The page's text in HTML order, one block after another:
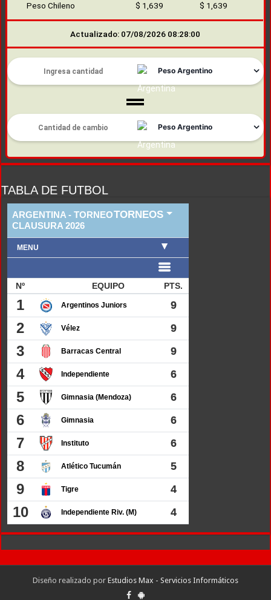
Peso Chileno $ 1,639 $ 1,639
Actualizado: 07/08/2026 08:28:00
TABLA DE FUTBOL
Diseño realizado por Estudios Max - Servicios Informáticos